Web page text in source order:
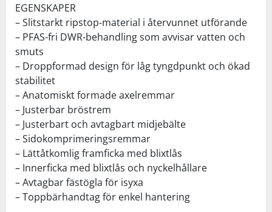
EGENSKAPER
– Slitstarkt ripstop-material i återvunnet utförande
– PFAS-fri DWR-behandling som avvisar vatten och
smuts
– Droppformad design för låg tyngdpunkt och ökad
stabilitet
– Anatomiskt formade axelremmar
– Justerbar bröstrem
– Justerbart och avtagbart midjebälte
– Sidokomprimeringsremmar
– Lättåtkomlig framficka med blixtlås
– Innerficka med blixtlås och nyckelhållare
– Avtagbar fästögla för isyxa
– Toppbärhandtag för enkel hantering